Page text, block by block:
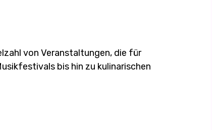
von Veranstaltungen, die für
bis hin zu kulinarischen